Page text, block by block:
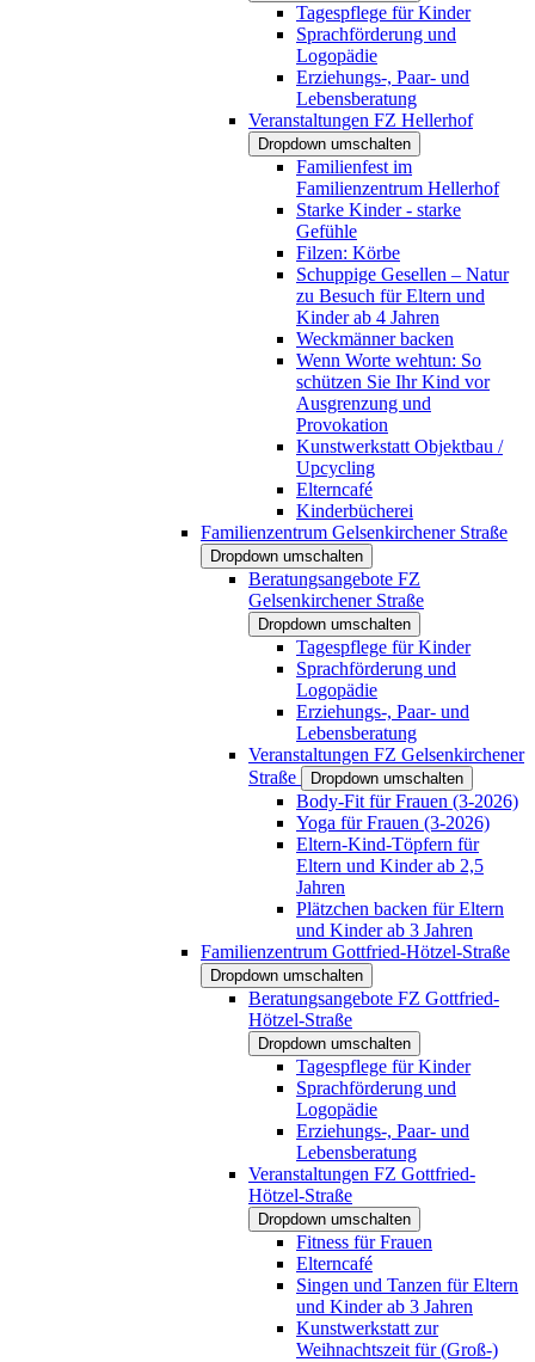
Tagespflege für Kinder
Sprachförderung und
Logopädie
Erziehungs-, Paar- und
Lebensberatung
Veranstaltungen FZ Hellerhof
Dropdown umschalten
Familienfest im
Familienzentrum Hellerhof
Starke Kinder - starke
Gefühle
Filzen: Körbe
Schuppige Gesellen – Natur
zu Besuch für Eltern und
Kinder ab 4 Jahren
Weckmänner backen
Wenn Worte wehtun: So
schützen Sie Ihr Kind vor
Ausgrenzung und
Provokation
Kunstwerkstatt Objektbau /
Upcycling
Elterncafé
Kinderbücherei
Familienzentrum Gelsenkirchener Straße
Dropdown umschalten
Beratungsangebote FZ
Gelsenkirchener Straße
Dropdown umschalten
Tagespflege für Kinder
Sprachförderung und
Logopädie
Erziehungs-, Paar- und
Lebensberatung
Veranstaltungen FZ Gelsenkirchener
Straße
Dropdown umschalten
Body-Fit für Frauen (3-2026)
Yoga für Frauen (3-2026)
Eltern-Kind-Töpfern für
Eltern und Kinder ab 2,5
Jahren
Plätzchen backen für Eltern
und Kinder ab 3 Jahren
Familienzentrum Gottfried-Hötzel-Straße
Dropdown umschalten
Beratungsangebote FZ Gottfried-
Hötzel-Straße
Dropdown umschalten
Tagespflege für Kinder
Sprachförderung und
Logopädie
Erziehungs-, Paar- und
Lebensberatung
Veranstaltungen FZ Gottfried-
Hötzel-Straße
Dropdown umschalten
Fitness für Frauen
Elterncafé
Singen und Tanzen für Eltern
und Kinder ab 3 Jahren
Kunstwerkstatt zur
Weihnachtszeit für (Groß-)